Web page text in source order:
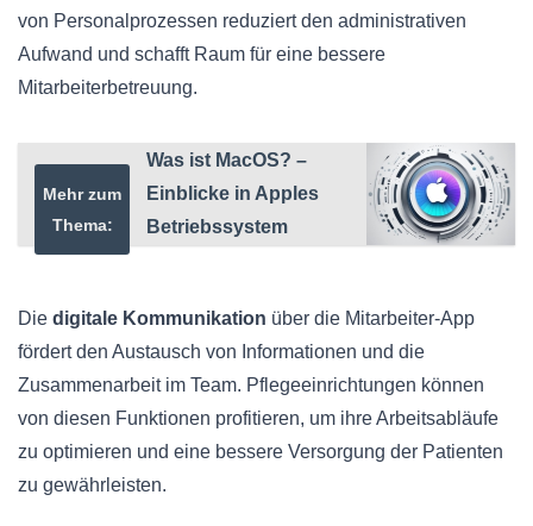
von Personalprozessen reduziert den administrativen
Aufwand und schafft Raum für eine bessere
Mitarbeiterbetreuung.
Mehr zum
Thema:
Was ist MacOS? –
Einblicke in Apples
Betriebssystem
Die digitale Kommunikation über die Mitarbeiter-App
fördert den Austausch von Informationen und die
Zusammenarbeit im Team. Pflegeeinrichtungen können
von diesen Funktionen profitieren, um ihre Arbeitsabläufe
zu optimieren und eine bessere Versorgung der Patienten
zu gewährleisten.